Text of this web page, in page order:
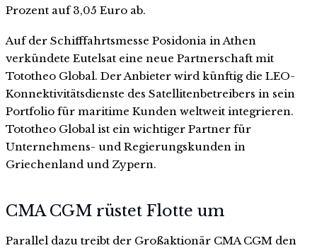
Prozent auf 3,05 Euro ab.
Auf der Schifffahrtsmesse Posidonia in Athen
verkündete Eutelsat eine neue Partnerschaft mit
Tototheo Global. Der Anbieter wird künftig die LEO-
Konnektivitätsdienste des Satellitenbetreibers in sein
Portfolio für maritime Kunden weltweit integrieren.
Tototheo Global ist ein wichtiger Partner für
Unternehmens- und Regierungskunden in
Griechenland und Zypern.
CMA CGM rüstet Flotte um
Parallel dazu treibt der Großaktionär CMA CGM den